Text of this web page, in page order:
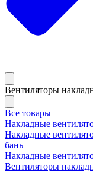
Вентиляторы
Все товары
Накладные
Накладные
бань
Накладные
Вентиляторы